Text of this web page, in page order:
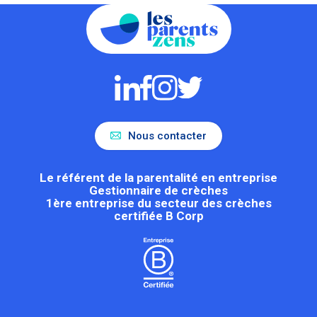
Nous contacter
Le référent de la parentalité en entreprise
Gestionnaire de crèches
1ère entreprise du secteur des crèches
certifiée B Corp